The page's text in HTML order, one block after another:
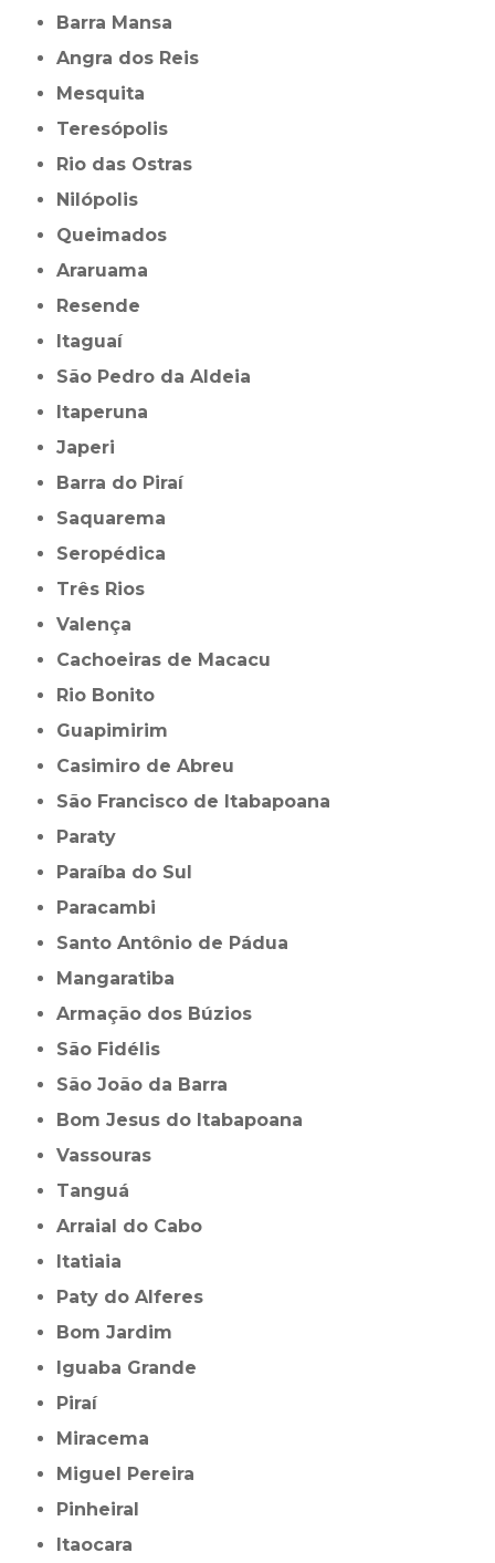
Barra Mansa
Angra dos Reis
Mesquita
Teresópolis
Rio das Ostras
Nilópolis
Queimados
Araruama
Resende
Itaguaí
São Pedro da Aldeia
Itaperuna
Japeri
Barra do Piraí
Saquarema
Seropédica
Três Rios
Valença
Cachoeiras de Macacu
Rio Bonito
Guapimirim
Casimiro de Abreu
São Francisco de Itabapoana
Paraty
Paraíba do Sul
Paracambi
Santo Antônio de Pádua
Mangaratiba
Armação dos Búzios
São Fidélis
São João da Barra
Bom Jesus do Itabapoana
Vassouras
Tanguá
Arraial do Cabo
Itatiaia
Paty do Alferes
Bom Jardim
Iguaba Grande
Piraí
Miracema
Miguel Pereira
Pinheiral
Itaocara